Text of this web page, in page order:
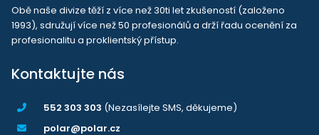
Obě naše divize těží z více než 30ti let zkušeností (založeno
1993), sdružují více než 50 profesionálů a drží řadu ocenění za
profesionalitu a proklientský přístup.
Kontaktujte nás
552 303 303 (Nezasílejte SMS, děkujeme)
polar@polar.cz